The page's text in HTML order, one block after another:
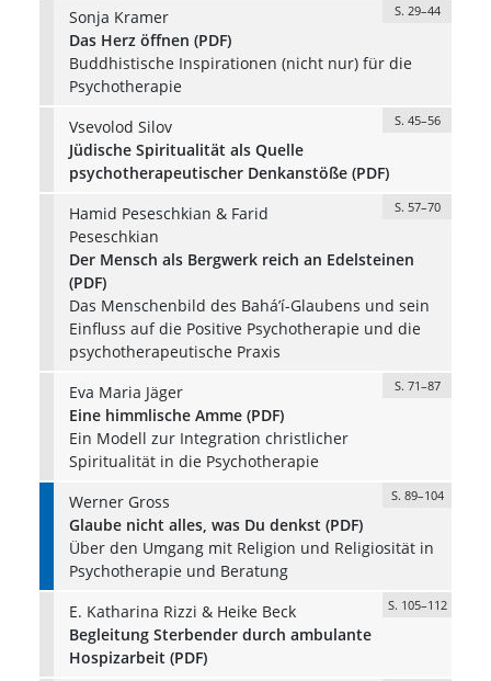
Sonja Kramer
S. 29–44
Das Herz öffnen (PDF)
Buddhistische Inspirationen (nicht nur) für die
Psychotherapie
Vsevolod Silov
S. 45–56
Jüdische Spiritualität als Quelle
psychotherapeutischer Denkanstöße (PDF)
Hamid Peseschkian & Farid
Peseschkian
S. 57–70
Der Mensch als Bergwerk reich an Edelsteinen
(PDF)
Das Menschenbild des Bahá’í-Glaubens und sein
Einfluss auf die Positive Psychotherapie und die
psychotherapeutische Praxis
Eva Maria Jäger
S. 71–87
Eine himmlische Amme (PDF)
Ein Modell zur Integration christlicher
Spiritualität in die Psychotherapie
Werner Gross
S. 89–104
Glaube nicht alles, was Du denkst (PDF)
Über den Umgang mit Religion und Religiosität in
Psychotherapie und Beratung
E. Katharina Rizzi & Heike Beck
S. 105–112
Begleitung Sterbender durch ambulante
Hospizarbeit (PDF)